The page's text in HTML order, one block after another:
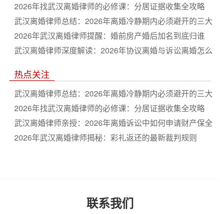
2026年找武汉离婚律师的必修课：分居证据收集全攻略
武汉离婚律师总结：2026年离婚冷静期内必须避开的三大
坑
2026年武汉离婚律师提醒：婚前房产婚后加名到底归谁
武汉离婚律师深度解读：2026年协议离婚与诉讼离婚怎么
热点关注
武汉离婚律师总结：2026年离婚冷静期内必须避开的三大
坑
2026年找武汉离婚律师的必修课：分居证据收集全攻略
武汉离婚律师亲授：2026年离婚诉讼中如何申请财产保全
2026年武汉离婚律师揭秘：彩礼返还的最新裁判规则
联系我们